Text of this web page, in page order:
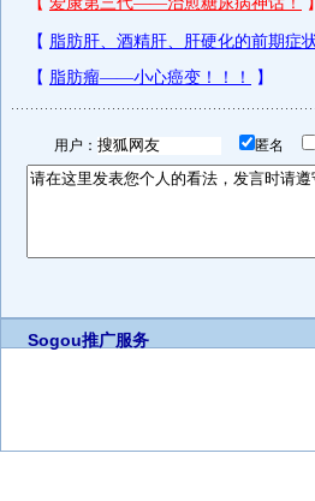
用户： 匿名
Sogou推广服务